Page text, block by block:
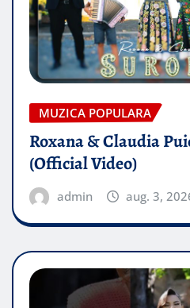
MUZICA POPULARA
Roxana & Claudia
(Official Video)
admin aug. 3,